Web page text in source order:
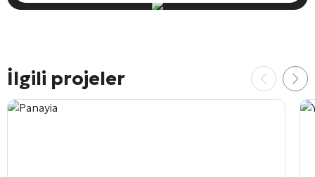
İlgili projeler